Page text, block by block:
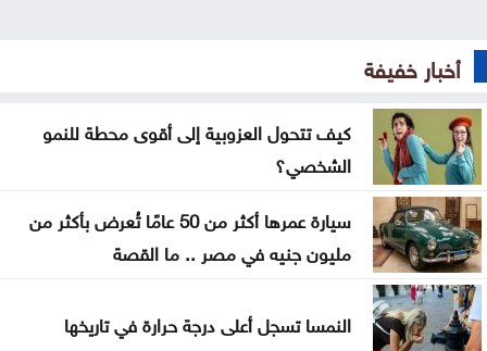
الملك في مجلس الأمن القومي
إصابة طفلين فلسطينيين بنيران الجيش الإسرائيلي في
غزة
بلال احمد المحاسنه مبارك المسمى الجديد
الأشغال تبدأ السبت أعمال صيانة طريق معان – البادية
أخبار خفيفة
كيف تتحول العزوبية إلى أقوى محطة للنمو
الشخصي؟
سيارة عمرها أكثر من 50 عامًا تُعرض بأكثر من
مليون جنيه في مصر .. ما القصة
النمسا تسجل أعلى درجة حرارة في تاريخها